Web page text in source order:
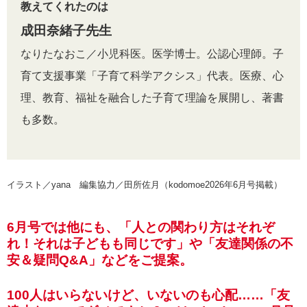
教えてくれたのは
成田奈緒子先生
なりたなおこ／小児科医。医学博士。公認心理師。子
育て支援事業「子育て科学アクシス」代表。医療、心
理、教育、福祉を融合した子育て理論を展開し、著書
も多数。
イラスト／yana 編集協力／田所佐月（kodomoe2026年6月号掲載）
6月号では他にも、「人との関わり方はそれぞ
れ！それは子どもも同じです」や「友達関係の不
安＆疑問Q&A」などをご提案。
100人はいらないけど、いないのも心配……「友